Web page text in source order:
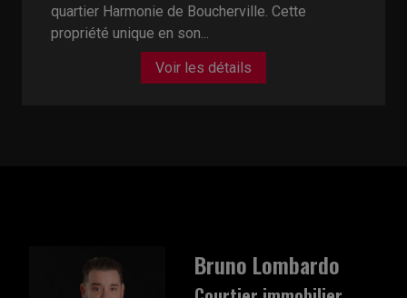
quartier Harmonie de Boucherville. Cette
propriété unique en son...
Voir les détails
Bruno Lombardo